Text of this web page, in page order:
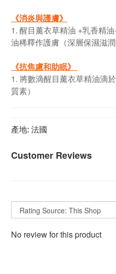
《消炎與護膚》
1. 醒目薰衣草精油 +乳香精
油稀釋作護膚（深層保濕滋潤
《抗焦慮和助眠》
1. 將數滴醒目薰衣草精油滴
質素）
產地: 法國
Customer Reviews
No review for this product